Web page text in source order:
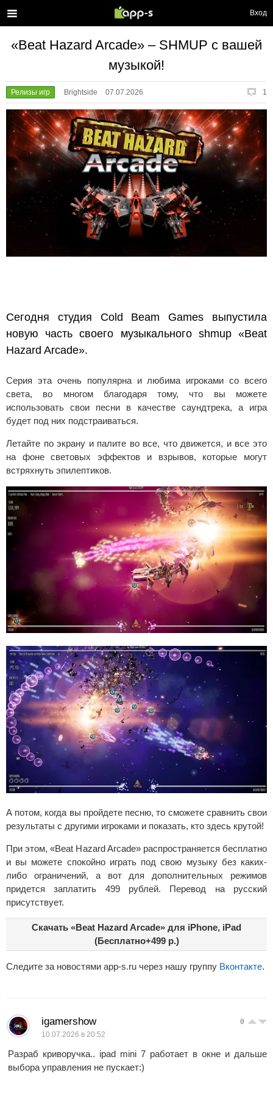
Вход
«Beat Hazard Arcade» – SHMUP с вашей
музыкой!
Релизы игр Brightside 07.07.2026 1
Сегодня студия Cold Beam Games выпустила
новую часть своего музыкального shmup «Beat
Hazard Arcade».
Серия эта очень популярна и любима игроками со всего
света, во многом благодаря тому, что вы можете
использовать свои песни в качестве саундтрека, а игра
будет под них подстраиваться.
Летайте по экрану и палите во все, что движется, и все это
на фоне световых эффектов и взрывов, которые могут
встряхнуть эпилептиков.
А потом, когда вы пройдете песню, то сможете сравнить свои
результаты с другими игроками и показать, кто здесь крутой!
При этом, «Beat Hazard Arcade» распространяется бесплатно
и вы можете спокойно играть под свою музыку без каких-
либо ограничений, а вот для дополнительных режимов
придется заплатить 499 рублей. Перевод на русский
присутствует.
Скачать «Beat Hazard Arcade» для iPhone, iPad
(Бесплатно+499 р.)
Следите за новостями app-s.ru через нашу группу Вконтакте.
igamershow 0
10.07.2026 в 20:52
Разраб криворучка.. ipad mini 7 работает в окне и дальше
выбора управления не пускает:)